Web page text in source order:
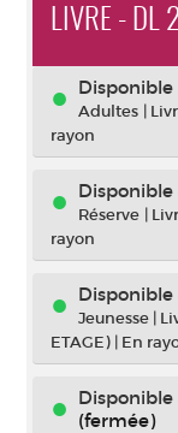
LIVRE - DL
Disponible
Adultes |
rayon
Disponible
Réserve |
rayon
Disponible
Jeunesse |
ETAGE) | En
Disponible
(fermée)